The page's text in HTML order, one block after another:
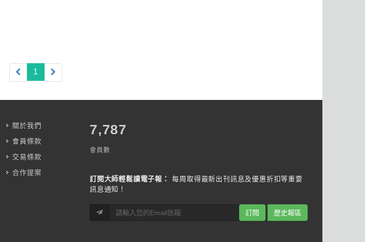
1 (current)
關於我們
會員條款
交易條款
合作提案
7,787
會員數
訂閱大師輕鬆讀電子報：
每周取得最新出刊訊息及優惠折扣等重要
訊息通知！
訂閱 歷史報區